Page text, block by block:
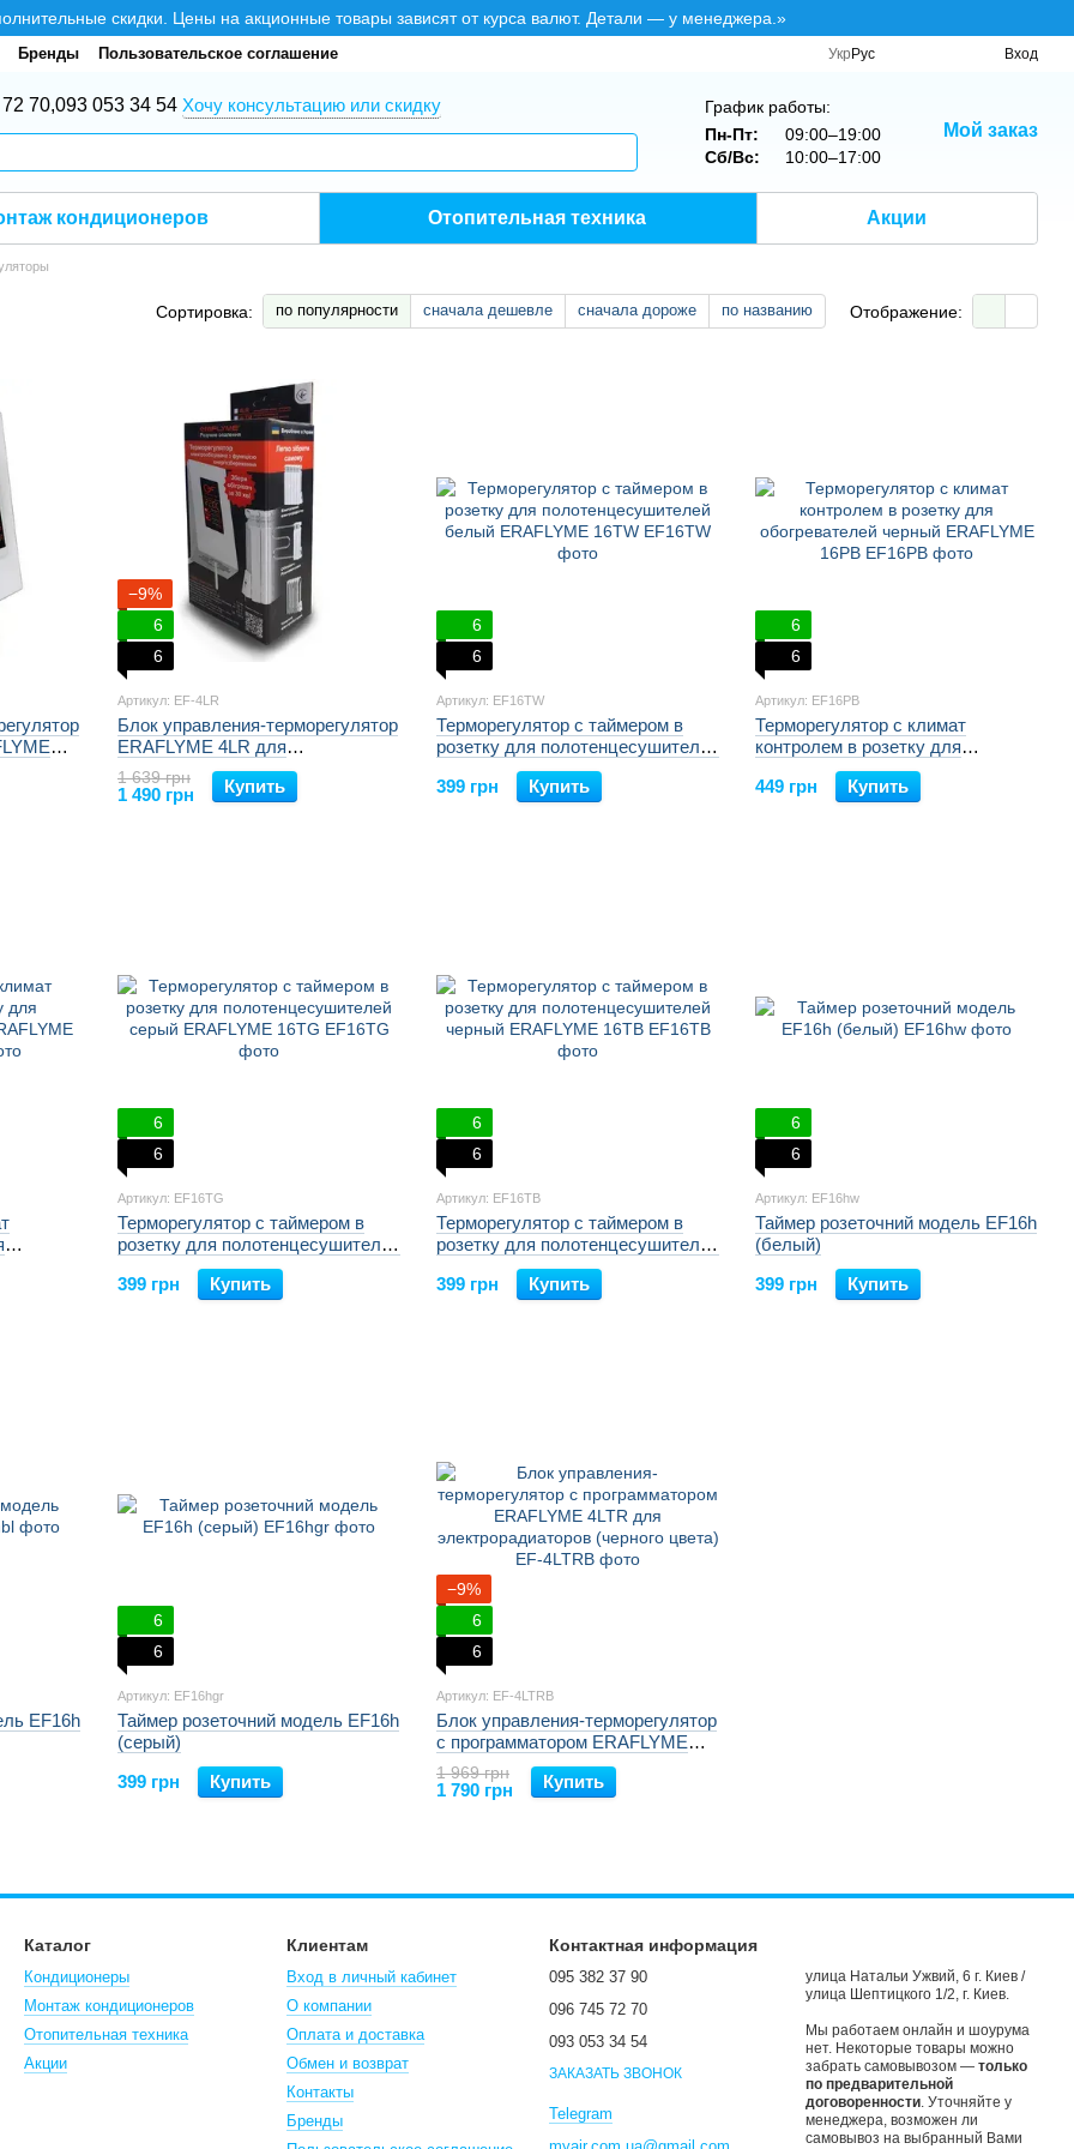
скидки. Цены на акционные товары зависят от курса валют. Детали — у менеджера.»
Бренды Пользовательское соглашение Укр Рус Вход
70,093 053 34 54 Хочу консультацию или скидку
График работы:
Пн-Пт:
09:00–19:00
Сб/Вс:
10:00–17:00
Мой заказ
кондиционеров Отопительная техника Акции
Сортировка: по популярности сначала дешевле сначала дороже по названию Отображение:
−9%
6
6
Артикул: EF-4LR
Блок управления-терморегулятор
ERAFLYME 4LR для
электробатареи
1 639 грн
1 490 грн Купить
6
6
Артикул: EF16TW
Терморегулятор с таймером в
розетку для полотенцесушителей
белый ERAFLYME 16TW
399 грн
Купить
6
6
Артикул: EF16PB
Терморегулятор с климат
контролем в розетку для
обогревателей черный
ERAFLYME 16PB
449 грн Купить
6
6
Артикул: EF16TG
Терморегулятор с таймером в
розетку для полотенцесушителей
серый ERAFLYME 16TG
399 грн
Купить
6
6
Артикул: EF16TB
Терморегулятор с таймером в
розетку для полотенцесушителей
черный ERAFLYME 16TB
399 грн
Купить
6
6
Артикул: EF16hw
Таймер розеточний модель EF16h
(белый)
399 грн
Купить
EF16h
6
6
Артикул: EF16hgr
Таймер розеточний модель EF16h
(серый)
399 грн
Купить
−9%
6
6
Артикул: EF-4LTRB
Блок управления-терморегулятор
с программатором ERAFLYME
4LTR для электрорадиаторов
(черного цвета)
1 969 грн
1 790 грн Купить
Каталог
Кондиционеры
Монтаж кондиционеров
Отопительная техника
Акции
Клиентам
Вход в личный кабинет
О компании
Оплата и доставка
Обмен и возврат
Контакты
Бренды
Контактная информация
095 382 37 90
096 745 72 70
093 053 34 54
ЗАКАЗАТЬ ЗВОНОК
Telegram
улица Натальи Ужвий, 6 г. Киев /
улица Шептицкого 1/2, г. Киев.
Мы работаем онлайн и шоурума
нет. Некоторые товары можно
забрать самовывозом — только
по предварительной
договоренности. Уточняйте у
менеджера, возможен ли
самовывоз на выбранный Вами